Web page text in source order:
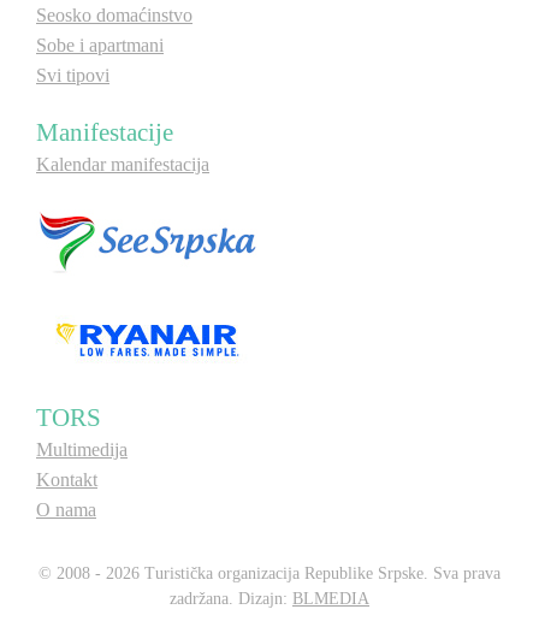
Seosko domaćinstvo
Sobe i apartmani
Svi tipovi
Manifestacije
Kalendar manifestacija
TORS
Multimedija
Kontakt
O nama
© 2008 - 2026 Turistička organizacija Republike Srpske. Sva prava
zadržana. Dizajn: BLMEDIA